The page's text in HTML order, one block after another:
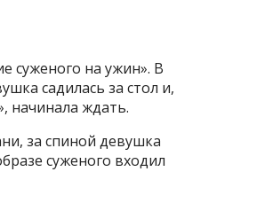
суженого на ужин». В
садилась за стол и,
начинала ждать.
за спиной девушка
суженого входил